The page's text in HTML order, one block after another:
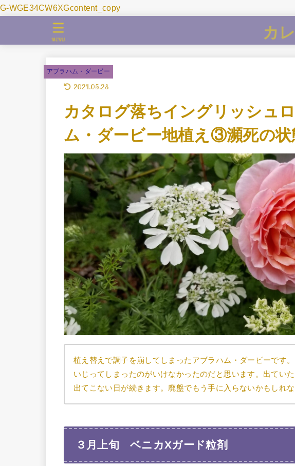
G-WGE34CW6XGcontent_copy
カ
MENU
アブラハム・ダービー
2024.05.28
カタログ落ちイングリッシュ
ム・ダービー地植え③瀕死の
植え替えで調子を崩してしまったアブラハム・ダービーです
いじってしまったのがいけなかったのだと思います。出てい
出てこない日が続きます。廃盤でもう手に入らないかもしれ
３月上旬 ベニカXガード粒剤